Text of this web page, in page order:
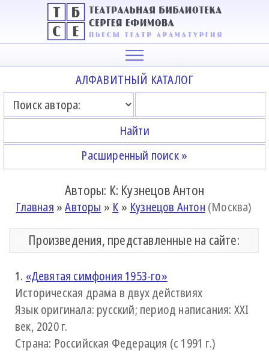
АЛФАВИТНЫЙ КАТАЛОГ
Расширенный поиск »
Авторы: К: Кузнецов Антон
Главная »Авторы » К » Кузнецов Антон (Москва)
Произведения, представленные на сайте:
1. «Девятая симфония 1953-го»
Историческая драма в двух действиях
Язык оригинала: русский; период написания: XXI
век, 2020 г.
Страна: Российская Федерация (с 1991 г.)